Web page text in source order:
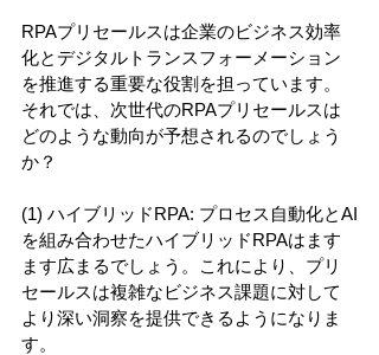
RPAプリセールスは企業のビジネス効率
化とデジタルトランスフォーメーション
を推進する重要な役割を担っています。
それでは、次世代のRPAプリセールスは
どのような動向が予想されるのでしょう
か？
(1) ハイブリッドRPA: プロセス自動化とAI
を組み合わせたハイブリッドRPAはます
ます広まるでしょう。これにより、プリ
セールスは複雑なビジネス課題に対して
より深い洞察を提供できるようになりま
す。